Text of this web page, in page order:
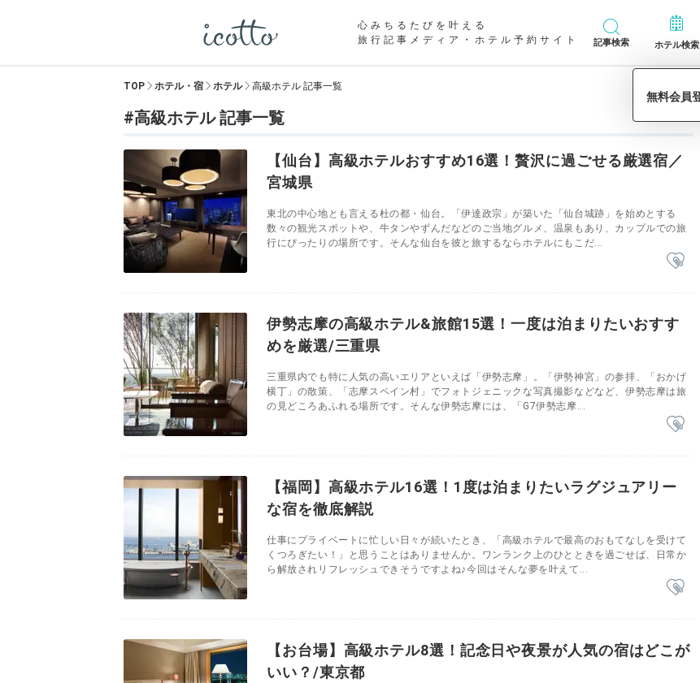
心みちるたびを叶える
旅行記事メディア・ホテル予約サイト
記事検索 ホテル検索
TOP ホテル・宿 ホテル 高級ホテル 記事一覧
#高級ホテル 記事一覧
【仙台】高級ホテルおすすめ16選！贅沢に過ごせる厳選宿／
宮城県
東北の中心地とも言える杜の都・仙台。「伊達政宗」が築いた「仙台城跡」を始めとする
数々の観光スポットや、牛タンやずんだなどのご当地グルメ、温泉もあり、カップルでの旅
行にぴったりの場所です。そんな仙台を彼と旅するならホテルにもこだ...
伊勢志摩の高級ホテル&旅館15選！一度は泊まりたいおすす
めを厳選/三重県
三重県内でも特に人気の高いエリアといえば「伊勢志摩」。「伊勢神宮」の参拝、「おかげ
横丁」の散策、「志摩スペイン村」でフォトジェニックな写真撮影などなど、伊勢志摩は旅
の見どころあふれる場所です。そんな伊勢志摩には、「G7伊勢志摩...
【福岡】高級ホテル16選！1度は泊まりたいラグジュアリー
な宿を徹底解説
仕事にプライベートに忙しい日々が続いたとき、「高級ホテルで最高のおもてなしを受けて
くつろぎたい！」と思うことはありませんか。ワンランク上のひとときを過ごせば、日常か
ら解放されリフレッシュできそうですよね♪今回はそんな夢を叶えて...
【お台場】高級ホテル8選！記念日や夜景が人気の宿はどこが
いい？/東京都